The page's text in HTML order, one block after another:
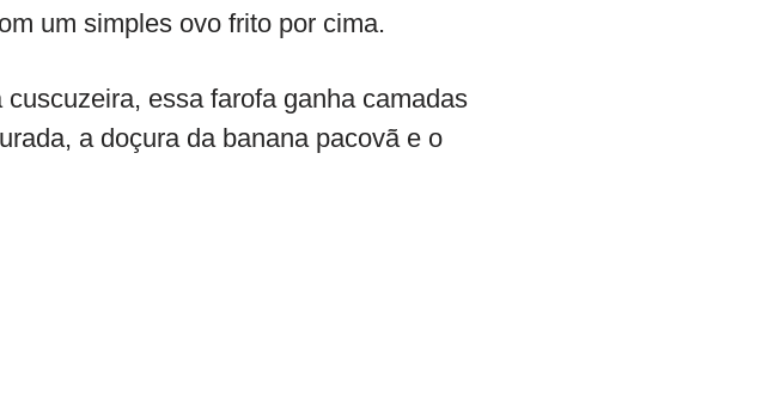
um simples ovo frito por cima.
essa farofa ganha camadas
a doçura da banana pacovã e o